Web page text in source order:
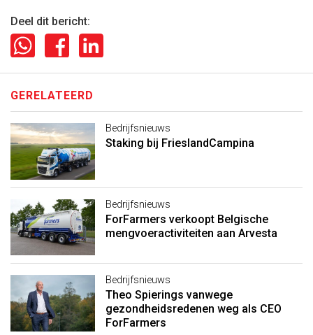
Deel dit bericht:
GERELATEERD
Bedrijfsnieuws
Staking bij FrieslandCampina
Bedrijfsnieuws
ForFarmers verkoopt Belgische
mengvoeractiviteiten aan Arvesta
Bedrijfsnieuws
Theo Spierings vanwege
gezondheidsredenen weg als CEO
ForFarmers